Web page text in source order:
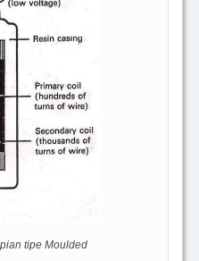
tipe Moulded